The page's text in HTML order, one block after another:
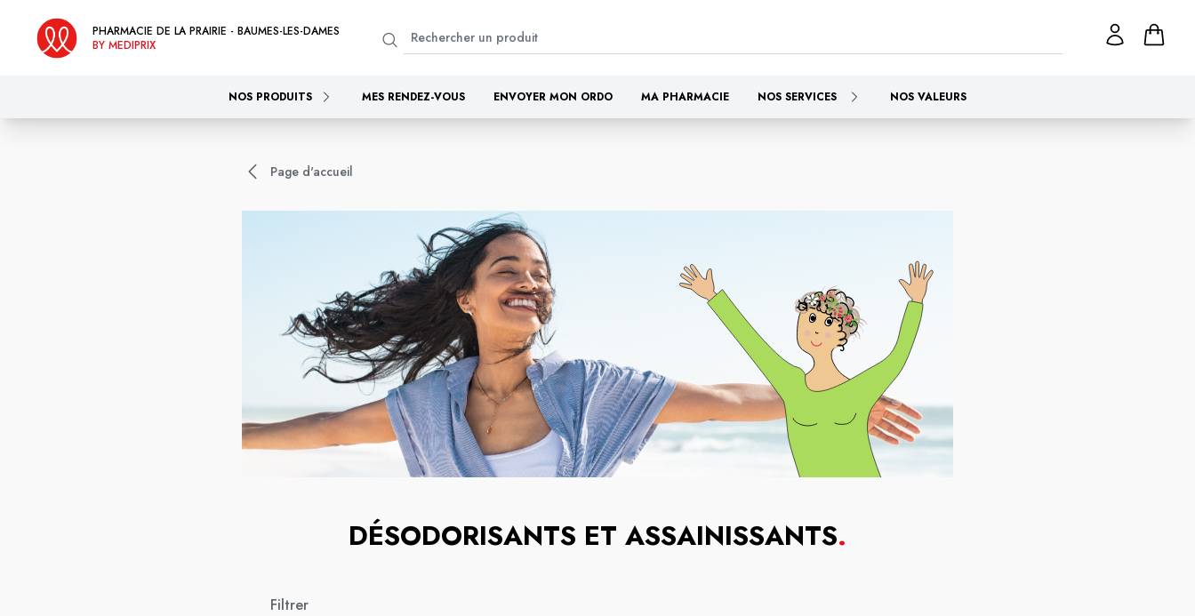
PHARMACIE DE LA PRAIRIE - BAUMES-LES-DAMES
BY MEDIPRIX
NOS PRODUITS MES RENDEZ-VOUS ENVOYER MON ORDO MA PHARMACIE NOS SERVICES NOS VALEURS
Page d'accueil
DÉSODORISANTS ET ASSAINISSANTS.
Filtrer